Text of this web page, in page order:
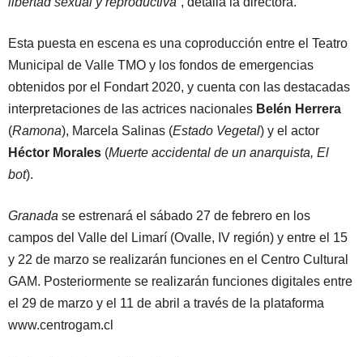
Esta puesta en escena es una coproducción entre el Teatro
Municipal de Valle TMO y los fondos de emergencias
obtenidos por el Fondart 2020, y cuenta con las destacadas
interpretaciones de las actrices nacionales Belén Herrera
(Ramona), Marcela Salinas (Estado Vegetal) y el actor
Héctor Morales (Muerte accidental de un anarquista, El
bot).
Granada se estrenará el sábado 27 de febrero en los
campos del Valle del Limarí (Ovalle, IV región) y entre el 15
y 22 de marzo se realizarán funciones en el Centro Cultural
GAM. Posteriormente se realizarán funciones digitales entre
el 29 de marzo y el 11 de abril a través de la plataforma
www.centrogam.cl